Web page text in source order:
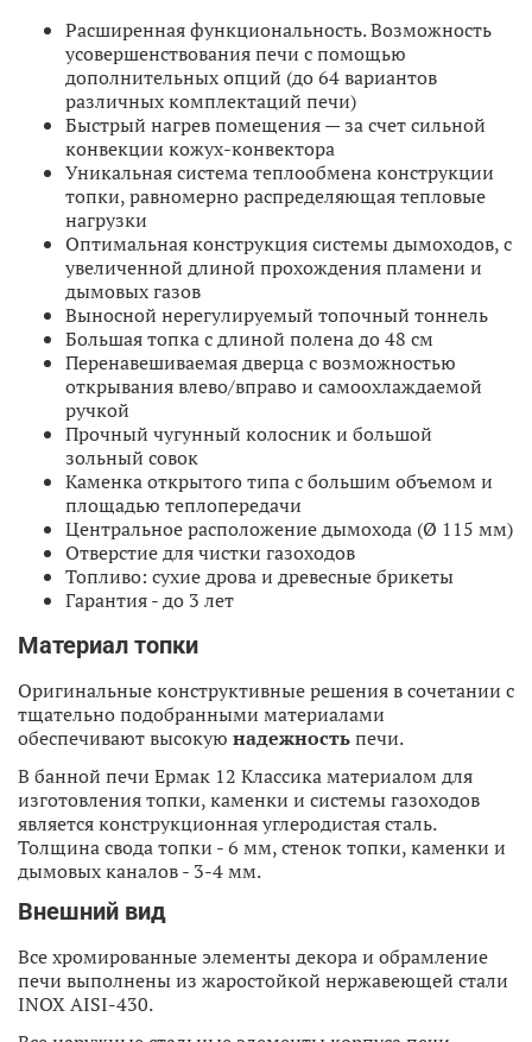
Расширенная функциональность. Возможность
усовершенствования печи с помощью
дополнительных опций (до 64 вариантов
различных комплектаций печи)
Быстрый нагрев помещения — за счет сильной
конвекции кожух-конвектора
Уникальная система теплообмена конструкции
топки, равномерно распределяющая тепловые
нагрузки
Оптимальная конструкция системы дымоходов, с
увеличенной длиной прохождения пламени и
дымовых газов
Выносной нерегулируемый топочный тоннель
Большая топка с длиной полена до 48 см
Перенавешиваемая дверца с возможностью
открывания влево/вправо и самоохлаждаемой
ручкой
Прочный чугунный колосник и большой
зольный совок
Каменка открытого типа с большим объемом и
площадью теплопередачи
Центральное расположение дымохода (Ø 115 мм)
Отверстие для чистки газоходов
Топливо: сухие дрова и древесные брикеты
Гарантия - до 3 лет
Материал топки
Оригинальные конструктивные решения в сочетании с
тщательно подобранными материалами
обеспечивают высокую надежностьпечи.
В банной печи Ермак 12 Классика материалом для
изготовления топки, каменки и системы газоходов
является конструкционная углеродистая сталь.
Толщина свода топки - 6 мм, стенок топки, каменки и
дымовых каналов - 3-4 мм.
Внешний вид
Все хромированные элементы декора и обрамление
печи выполнены из жаростойкой нержавеющей стали
INOX AISI-430.